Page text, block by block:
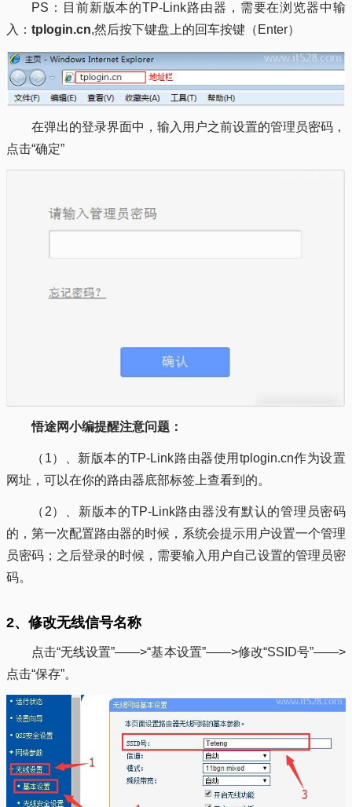
PS：目前新版本的TP-Link路由器，需要在浏览器中输
入： tplogin.cn,然后按下键盘上的回车按键（Enter）
在弹出的登录界面中，输入用户之前设置的管理员密码，
点击“确定”
悟途网小编提醒注意问题：
（1）、新版本的TP-Link路由器使用tplogin.cn作为设置
网址，可以在你的路由器底部标签上查看到的。
（2）、新版本的TP-Link路由器没有默认的管理员密码
的，第一次配置路由器的时候，系统会提示用户设置一个管理
员密码；之后登录的时候，需要输入用户自己设置的管理员密
码。
2、修改无线信号名称
点击“无线设置”——>“基本设置”——>修改“SSID号”——>
点击“保存”。